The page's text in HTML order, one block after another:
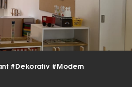
#Dekorativ#Modern
Essenziell (2)
Essenzielle Cookies
einwandfreie Funktion